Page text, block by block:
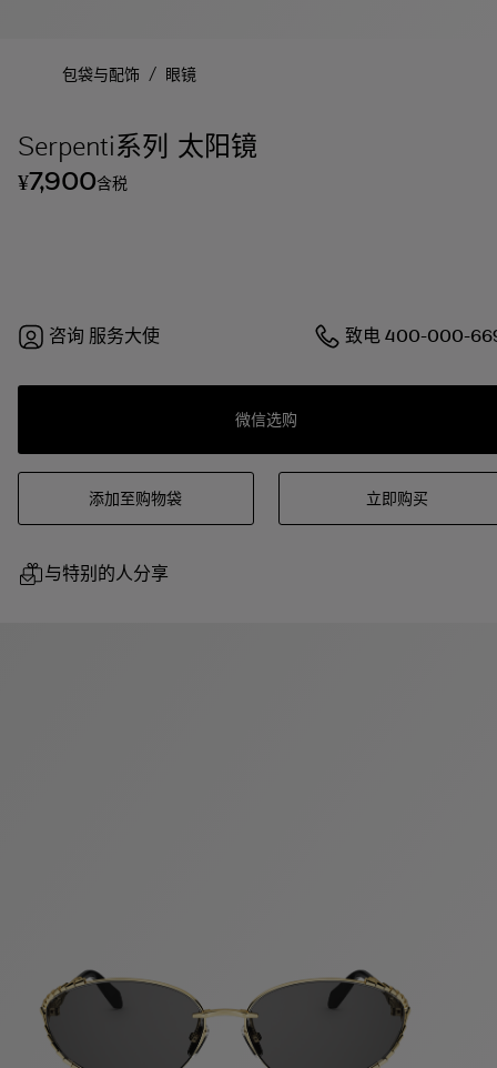
包袋与配饰 / 眼镜
Serpenti系列 太阳镜
¥7,900含税
咨询 服务大使 致电400-000-
微信选购
添加至购物袋 立即购买
与特别的人分享